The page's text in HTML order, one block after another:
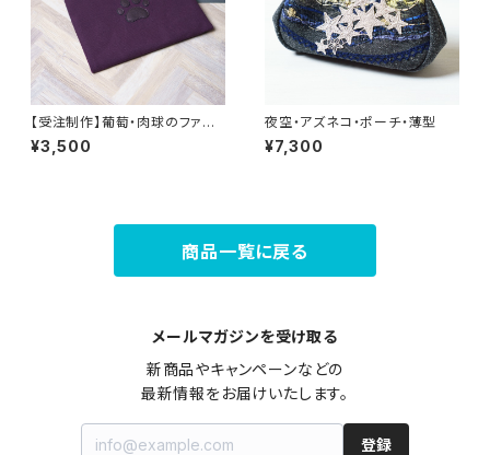
【受注制作】葡萄・肉球のファス
ナーポーチ
¥3,500
夜空・アズネコ・ポーチ・薄型
¥7,300
商品一覧に戻る
メールマガジンを受け取る
新商品やキャンペーンなどの
最新情報をお届けいたします。
登録